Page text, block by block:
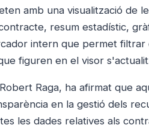
amb una visualització de
resum estadístic,
intern que permet
figuren en el visor
Raga, ha afirmat que
en la gestió dels
les dades relatives als